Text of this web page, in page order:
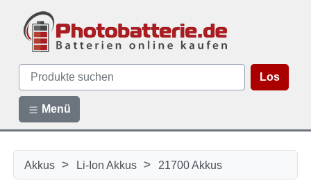
Los
Menü
Akkus > Li-Ion Akkus > 21700 Akkus